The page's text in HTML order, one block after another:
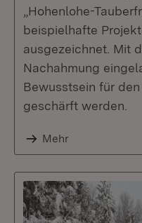
„Hohenlohe-
beispielhafte
ausgezeichnet. Mit
Nachahmung
Bewusstsein für
geschärft werden.
Mehr